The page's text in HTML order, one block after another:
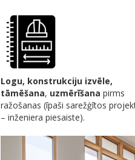
Logu, konstrukciju izvēle,
tāmēšana, uzmērīšana pirms
ražošanas (īpaši sarežģītos
– inženiera piesaiste).